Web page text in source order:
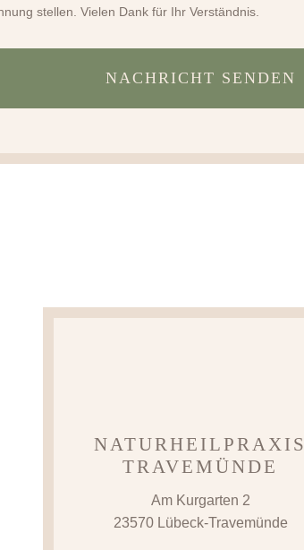
stellen. Vielen Dank für Ihr Verständnis.
NATURHEILPRAXIS
TRAVEMÜNDE
Am Kurgarten 2
23570 Lübeck-Travemünde